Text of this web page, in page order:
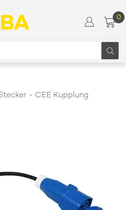
0
- CEE Kupplung